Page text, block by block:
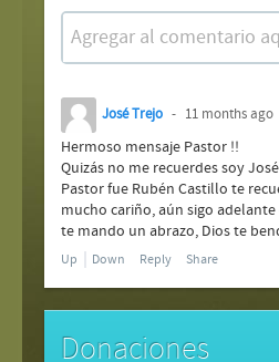
Agregar al comentario
José Trejo 11 months ago
Hermoso mensaje Pastor !!
Quizás no me recuerdes soy
Pastor fue Rubén Castillo te
mucho cariño, aún sigo
te mando un abrazo, Dios te
Up Down Reply Share
Donaciones